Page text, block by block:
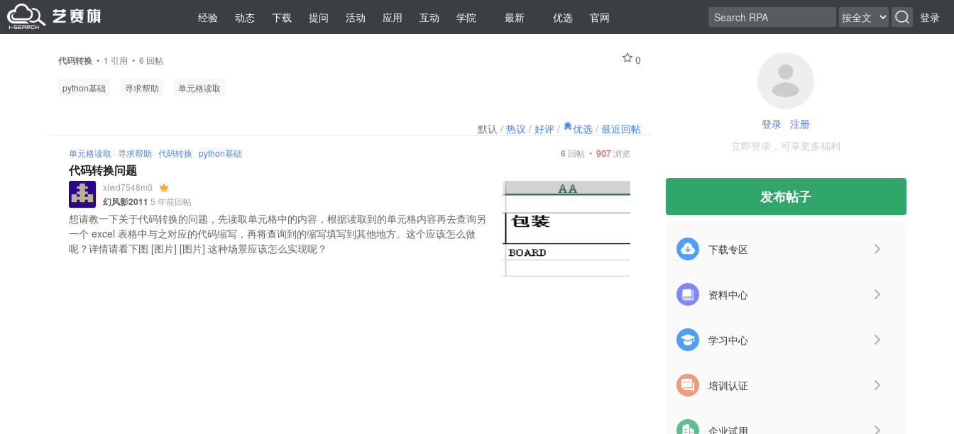
经验 动态 下载 提问 活动 应用 互动 学院 最新 优选 官网 登录
代码转换 • 1 引用 •6 回帖 0
python基础 寻求帮助 单元格读取
默认 /热议 /好评 / 优选 /最近回帖
单元格读取 寻求帮助 代码转换 python基础 6 回帖 •907浏览
代码转换问题
xiwd7548m0
幻风影2011 5 年前回帖
想请教一下关于代码转换的问题，先读取单元格中的内容，根据读取到的单元格内容再去查询另
一个 excel 表格中与之对应的代码缩写，再将查询到的缩写填写到其他地方。这个应该怎么做
呢？详情请看下图 [图片] [图片] 这种场景应该怎么实现呢？
登录
注册
立即登录，可享更多福利
发布帖子
下载专区
资料中心
学习中心
培训认证
企业试用